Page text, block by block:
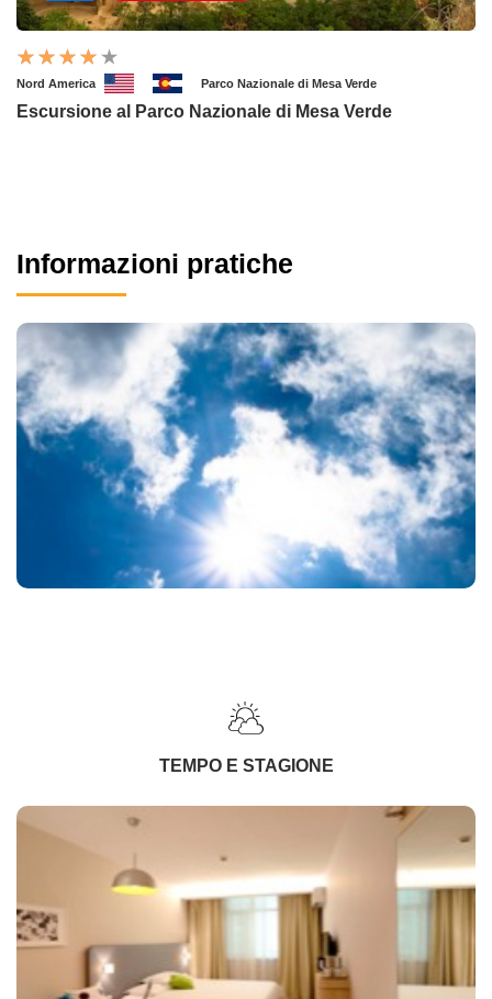
Nord America Parco Nazionale di Mesa Verde
Escursione al Parco Nazionale di Mesa Verde
Informazioni pratiche
TEMPO E STAGIONE